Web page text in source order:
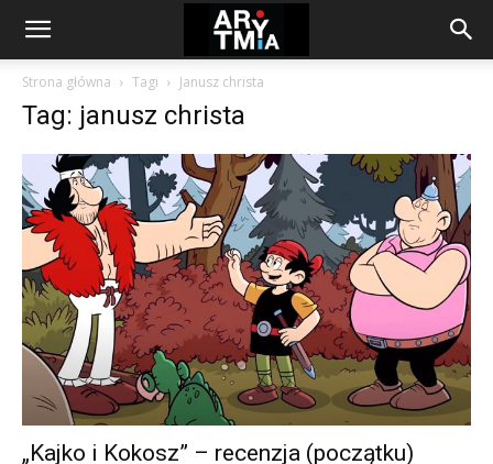
arytmia.eu
Strona główna Tagi Janusz christa
Tag: janusz christa
„Kajko i Kokosz” – recenzja (początku)